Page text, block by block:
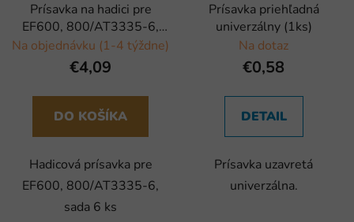
Prísavka na hadici pre
EF600, 800/AT3335-6,
sada 6 ks
Na objednávku (1-4 týždne)
€4,09
DO KOŠÍKA
Hadicová prísavka pre
EF600, 800/AT3335-6,
sada 6 ks
Prísavka priehľadná
univerzálny (1ks)
Na dotaz
€0,58
DETAIL
Prísavka uzavretá
univerzálna.